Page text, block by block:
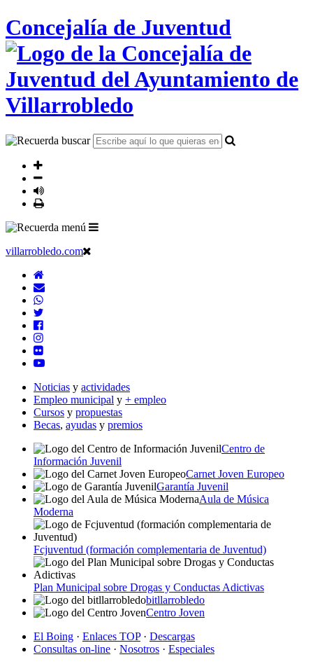
Concejalía de Juventud
villarrobledo.com
Noticias y actividades
Empleo municipal y + empleo
Cursos y propuestas
Becas, ayudas y premios
Centro de
Información Juvenil
Carnet Joven Europeo
Garantía Juvenil
Aula de Música
Moderna
Fcjuventud (formación complementaria de Juventud)
Plan Municipal sobre Drogas y Conductas Adictivas
bitllarrobledo
Centro Joven
El Boing · Enlaces TOP· Descargas
Consultas on-line · Nosotros · Especiales